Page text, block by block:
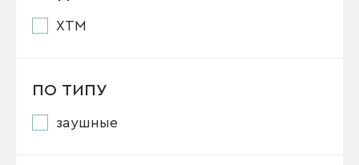
XTM
ПО ТИПУ
заушные